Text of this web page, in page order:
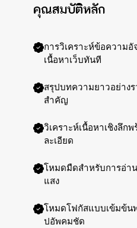
คุณสมบัติหลัก
การวิเคราะห์ข้อความอั
เนื้อหาเว็บทันที
สรุปบทความยาวอย่าง
สำคัญ
วิเคราะห์เนื้อหาเชิงลึก
ละเอียด
โหมดมืดสำหรับการอ่า
แสง
โหมดโฟกัสแบบเข้มข้น
ปอัพคมชัด